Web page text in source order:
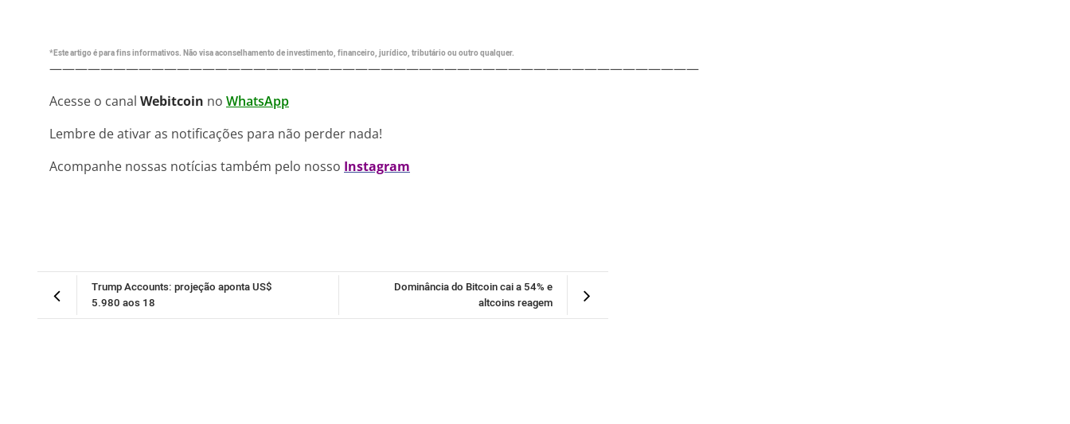
*Este artigo é para fins informativos. Não visa aconselhamento de investimento, financeiro, jurídico, tributário ou outro qualquer.
———————————————————————————————————————————————————
Acesse o canal Webitcoin no WhatsApp
Lembre de ativar as notificações para não perder nada!
Acompanhe nossas notícias também pelo nosso Instagram
Dominância do Bitcoin cai a 54% e
altcoins reagem
Trump Accounts: projeção aponta US$
5.980 aos 18